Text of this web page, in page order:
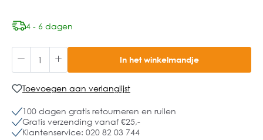
4 - 6 dagen
In het winkelmandje
Toevoegen aan verlanglijst
100 dagen gratis retourneren en ruilen
Gratis verzending vanaf €25,-
Klantenservice: 020 82 03 744